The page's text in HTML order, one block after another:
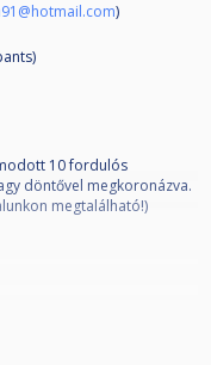
)
)
10 fordulós
döntővel megkoronázva.
megtalálható!)
kezdéssel, pontgyűjtős